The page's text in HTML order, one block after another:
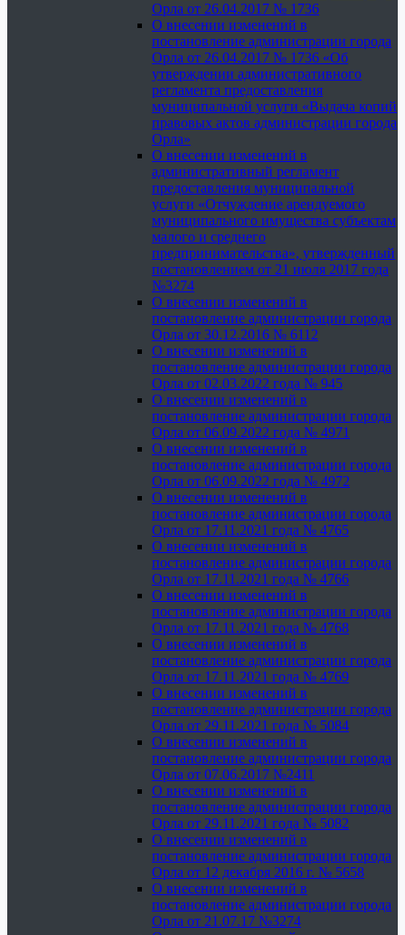
Орла от 26.04.2017 № 1736
О внесении изменений в
постановление администрации города
Орла от 26.04.2017 № 1736 «Об
утверждении административного
регламента предоставления
муниципальной услуги «Выдача копий
правовых актов администрации города
Орла»
О внесении изменений в
административный регламент
предоставления муниципальной
услуги «Отчуждение арендуемого
муниципального имущества субъектам
малого и среднего
предпринимательства», утвержденный
постановлением от 21 июля 2017 года
№3274
О внесении изменений в
постановление администрации города
Орла от 30.12.2016 № 6112
О внесении изменений в
постановление администрации города
Орла от 02.03.2022 года № 945
О внесении изменений в
постановление администрации города
Орла от 06.09.2022 года № 4971
О внесении изменений в
постановление администрации города
Орла от 06.09.2022 года № 4972
О внесении изменений в
постановление администрации города
Орла от 17.11.2021 года № 4765
О внесении изменений в
постановление администрации города
Орла от 17.11.2021 года № 4766
О внесении изменений в
постановление администрации города
Орла от 17.11.2021 года № 4768
О внесении изменений в
постановление администрации города
Орла от 17.11.2021 года № 4769
О внесении изменений в
постановление администрации города
Орла от 29.11.2021 года № 5084
О внесении изменений в
постановление администрации города
Орла от 07.06.2017 №2411
О внесении изменений в
постановление администрации города
Орла от 29.11.2021 года № 5082
О внесении изменений в
постановление администрации города
Орла от 12 декабря 2016 г. № 5658
О внесении изменений в
постановление администрации города
Орла от 21.07.17 №3274